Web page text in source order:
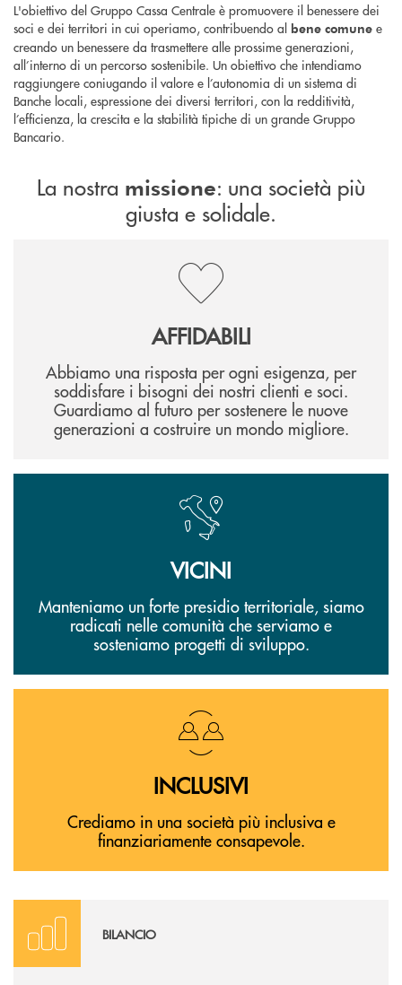
L'obiettivo del Gruppo Cassa Centrale è promuovere il benessere dei
soci e dei territori in cui operiamo, contribuendo al bene comune e
creando un benessere da trasmettere alle prossime generazioni,
all’interno di un percorso sostenibile. Un obiettivo che intendiamo
raggiungere coniugando il valore e l’autonomia di un sistema di
Banche locali, espressione dei diversi territori, con la redditività,
l’efficienza, la crescita e la stabilità tipiche di un grande Gruppo
Bancario.
La nostra missione: una società più
giusta e solidale.
AFFIDABILI
Abbiamo una risposta per ogni esigenza, per
soddisfare i bisogni dei nostri clienti e soci.
Guardiamo al futuro per sostenere le nuove
generazioni a costruire un mondo migliore.
VICINI
Manteniamo un forte presidio territoriale, siamo
radicati nelle comunità che serviamo e
sosteniamo progetti di sviluppo.
INCLUSIVI
Crediamo in una società più inclusiva e
finanziariamente consapevole.
BILANCIO